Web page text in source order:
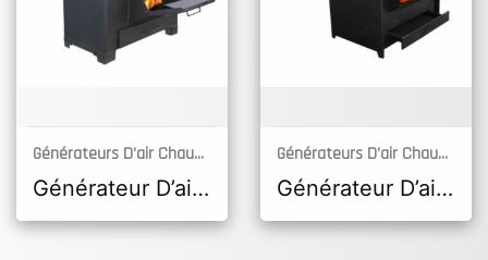
Générateurs D'air Chaud -
Générateur D’air Chaud Ecopoly ECP 50
Générateurs D'air Chaud -
Générateur D’air Chaud Ecopoly ECP 100